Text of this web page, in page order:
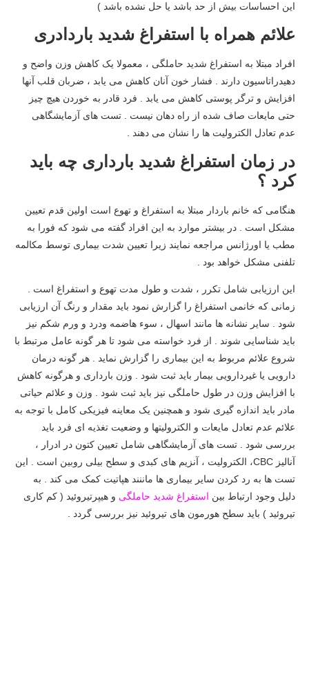
این احساسات بیش از حد باشد یا حل نشده باشد )
علائم همراه با استفراغ شدید باردادری
افراد مبتلا به استفراغ شدید حاملگی ، معمولا یک کاهش وزن واضح و
دهیدراتاسیون دارند . فشار خون آنان کاهش می یابد ، ضربان قلب آنها
افزایش و ترگر پوستی کاهش می یابد . فرد قادر به خوردن هیچ چیز
حتی مایعات صاف شده از راه دهان نیست . تست های آزمایشگاهی
عدم تعادل الکترولیت ها را نشان می دهند .
در زمان استفراغ شدید بارداری چه باید
کرد ؟
هنگامی که خانم باردار مبتلا به استفراغ و تهوع است اولین قدم تعیین
مشکل است . در بیشتر موارد به این افراد گفته می شود که فورا به
مطب یا اورژانس مراجعه نمایند زیرا تعیین شدت بیماری توسط مکالمه
تلفنی مشکل خواهد بود .
این ارزیابی شامل تکرر ، شدت و طول مدت تهوع و استفراغ است .
زمانی که خانمی استفراغ را گزارش نمود باید مقدار و رنگ آن ارزیابی
شود . سایر نشانه ها مانند اسهال ، سوء هاضمه ودرد و ورم شکم نیز
باید شناسایی شوند . از فرد خواسته می شود تا هر گونه عامل مرتبط با
شروع علائم مربوط به این بیماری را گزارش نماید . هر گونه درمان
دارویی یا غیردارویی بیمار باید ثبت شود . وزن بارداری و هرگونه کاهش
با افزایش وزن در طول حاملگی نیز باید ثبت شود . وزن و علائم حیاتی
مادر باید اندازه گیری شود و همچنین یک معاینه فیزیکی کامل با توجه به
علائم عدم تعادل مایعات و الکترولیتها و وضعیت تغذیه ای فرد باید
بررسی شود . تست های آزمایشگاهی شامل تعیین کتون در ادرار ،
آنالیز CBC، الکترولیت ، آنزیم های کبدی و سطح بیلی روبین است . این
تست ها به رد کردن سایر بیماری ها ماننند هپاتیت کمک می کند . به
دلیل وجود ارتباط بین استفراغ شدید حاملگی و هیپرتیروئید ( کم کاری
تیروئید ) باید سطح هورمون های تیروئید نیز بررسی گردد .